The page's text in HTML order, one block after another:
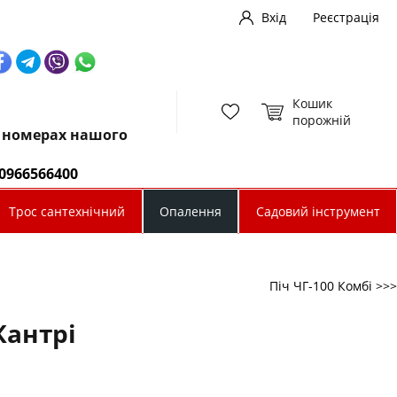
Вхід
Реєстрація
номерах нашого
Кошик
порожній
Трос сантехнічний Опалення Садовий інструмент
Піч ЧГ-100 Комбі >>>